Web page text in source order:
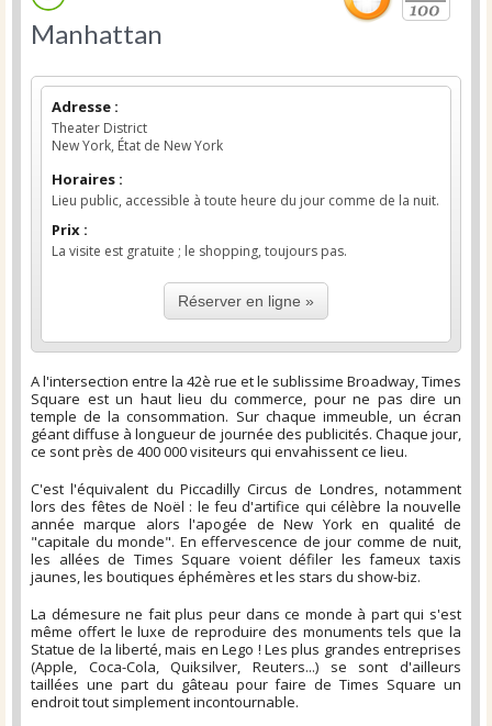
Manhattan
Adresse :
Theater District
New York, État de New York
Horaires :
Lieu public, accessible à toute heure du jour comme de la nuit.
Prix :
La visite est gratuite ; le shopping, toujours pas.
Réserver en ligne »
A l'intersection entre la 42è rue et le sublissime Broadway, Times
Square est un haut lieu du commerce, pour ne pas dire un
temple de la consommation. Sur chaque immeuble, un écran
géant diffuse à longueur de journée des publicités. Chaque jour,
ce sont près de 400 000 visiteurs qui envahissent ce lieu.
C'est l'équivalent du Piccadilly Circus de Londres, notamment
lors des fêtes de Noël : le feu d'artifice qui célèbre la nouvelle
année marque alors l'apogée de New York en qualité de
"capitale du monde". En effervescence de jour comme de nuit,
les allées de Times Square voient défiler les fameux taxis
jaunes, les boutiques éphémères et les stars du show-biz.
La démesure ne fait plus peur dans ce monde à part qui s'est
même offert le luxe de reproduire des monuments tels que la
Statue de la liberté, mais en Lego ! Les plus grandes entreprises
(Apple, Coca-Cola, Quiksilver, Reuters...) se sont d'ailleurs
taillées une part du gâteau pour faire de Times Square un
endroit tout simplement incontournable.